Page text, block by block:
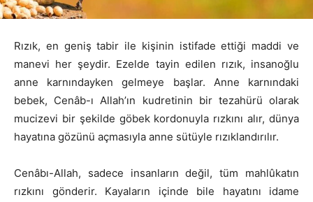
Rızık, en geniş tabir ile kişinin istifade ettiği maddi ve
manevi her şeydir. Ezelde tayin edilen rızık, insanoğlu
anne karnındayken gelmeye başlar. Anne karnındaki
bebek, Cenâb-ı Allah’ın kudretinin bir tezahürü olarak
mucizevi bir şekilde göbek kordonuyla rızkını alır, dünya
hayatına gözünü açmasıyla anne sütüyle rızıklandırılır.
Cenâbı-Allah, sadece insanların değil, tüm mahlûkatın
rızkını gönderir. Kayaların içinde bile hayatını idame